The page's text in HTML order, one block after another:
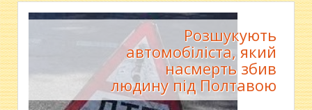
Розшукують
автомобіліста, який
насмерть збив
людину під Полтавою